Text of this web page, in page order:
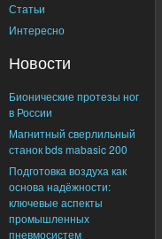
Статьи
Интересно
Новости
Бионические протезы ног
в России
Магнитный сверлильный
станок bds mabasic 200
Подготовка воздуха как
основа надёжности:
ключевые аспекты
промышленных
пневмосистем